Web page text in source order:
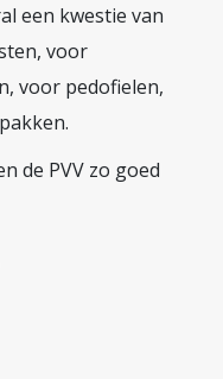
een kwestie van
voor
voor pedofielen,
de PVV zo goed